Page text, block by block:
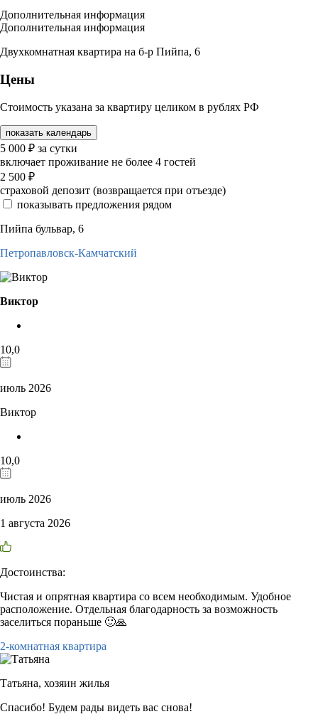
Дополнительная информация
Дополнительная информация
Двухкомнатная квартира на б-р Пийпа, 6
Цены
Стоимость указана за квартиру целиком в рублях РФ
показать календарь
5 000 ₽ за сутки
включает проживание не более 4 гостей
2 500 ₽
страховой депозит (возвращается при отъезде)
показывать предложения рядом
Пийпа бульвар, 6
Петропавловск-Камчатский
Виктор
10,0
июль 2026
Виктор
10,0
июль 2026
1 августа 2026
Достоинства:
Чистая и опрятная квартира со всем необходимым. Удобное
расположение. Отдельная благодарность за возможность
заселиться пораньше 🙂🙏
2-комнатная квартира
Татьяна, хозяин жилья
Спасибо! Будем рады видеть вас снова!